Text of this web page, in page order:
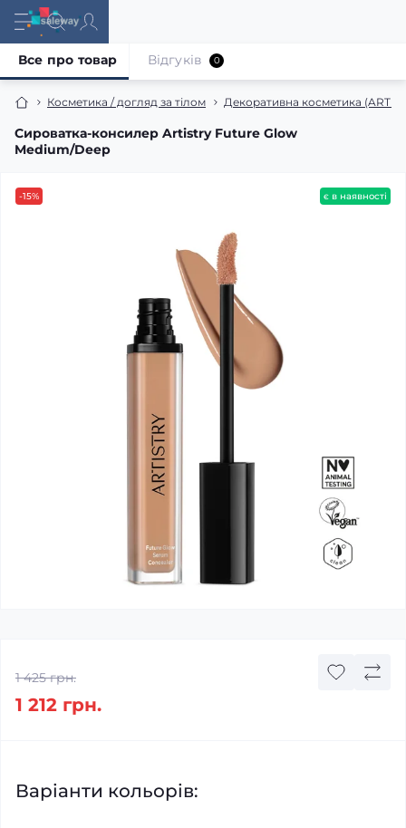
Косметика / догляд за тілом Декоративна косметика
Сироватка-консилер Artistry Future Glow
Medium/Deep
Все про товар Відгуків 0
-15% є в наявності
1 425 грн.
1 212 грн.
Варіанти кольорів: